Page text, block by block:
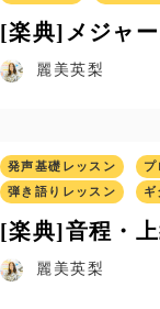
[楽典]メジャ
麗美英梨
発声基礎レッスン プ
弾き語りレッスン
ギ
[楽典]音程・
麗美英梨